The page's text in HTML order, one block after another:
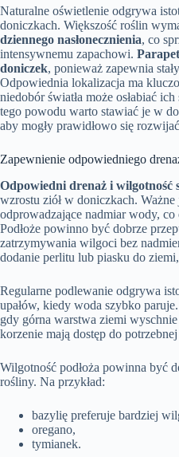
Naturalne oświetlenie odgrywa
doniczkach. Większość roślin
dziennego nasłonecznienia, co
intensywnemu zapachowi.
doniczek, ponieważ zapewnia
Odpowiednia lokalizacja ma
niedobór światła może osłabiać
tego powodu warto stawiać je w
aby mogły prawidłowo się
Zapewnienie odpowiedniego
Odpowiedni drenaż i wilgotność
wzrostu ziół w doniczkach.
odprowadzające nadmiar wody,
Podłoże powinno być dobrze
zatrzymywania wilgoci bez
dodanie perlitu lub piasku do
Regularne podlewanie odgrywa
upałów, kiedy woda szybko
gdy górna warstwa ziemi wyschnie
korzenie mają dostęp do
Wilgotność podłoża powinna być
rośliny. Na przykład:
bazylię preferuje bardziej
oregano,
tymianek.